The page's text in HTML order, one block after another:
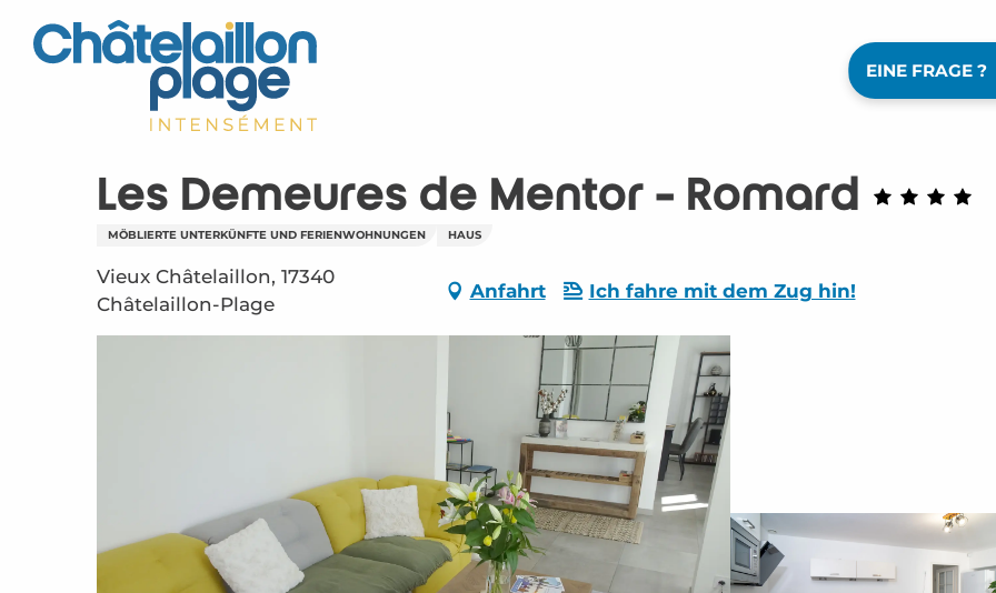
contenu
EINE FRAGE ?
Les Demeures de Mentor - Romard
MÖBLIERTE UNTERKÜNFTE UND FERIENWOHNUNGEN HAUS
Vieux Châtelaillon, 17340
Châtelaillon-Plage
Anfahrt Ich fahre mit dem Zug hin!